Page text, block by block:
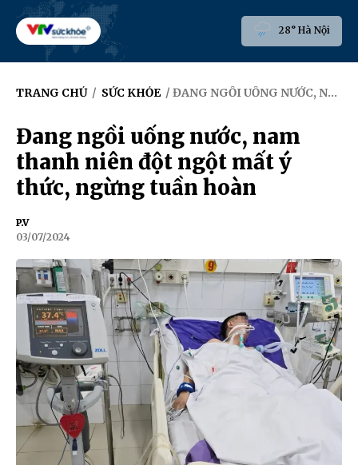
28° Hà Nội
TRANG CHỦ / SỨC KHỎE / ĐANG NGỒI UỐNG NƯỚC, NAM THANH NIÊN ĐỘT NGỘT MẤT Ý THỨC, NGỪNG TUẦN HOÀN
Đang ngồi uống nước, nam
thanh niên đột ngột mất ý
thức, ngừng tuần hoàn
P.V
03/07/2024